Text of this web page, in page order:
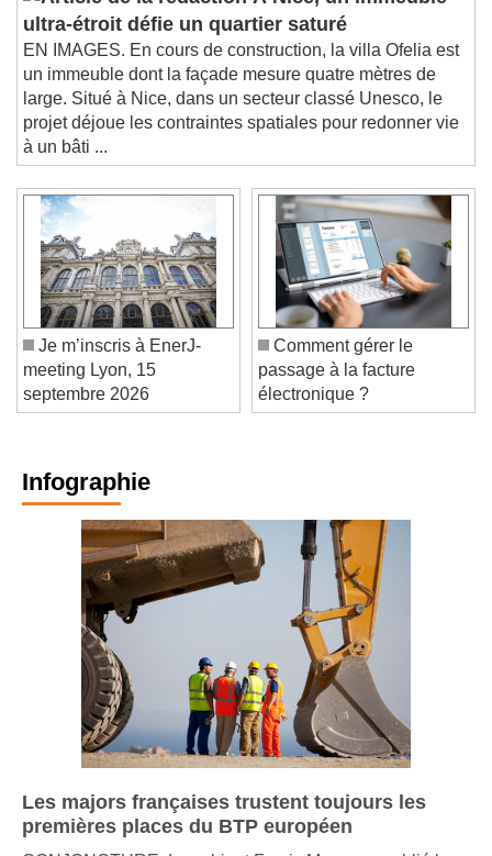
À Nice, un immeuble
ultra-étroit défie un quartier saturé
EN IMAGES. En cours de construction, la villa Ofelia est
un immeuble dont la façade mesure quatre mètres de
large. Situé à Nice, dans un secteur classé Unesco, le
projet déjoue les contraintes spatiales pour redonner vie
à un bâti ...
Je m’inscris à EnerJ-
meeting Lyon, 15
septembre 2026
Comment gérer le
passage à la facture
électronique ?
Infographie
Les majors françaises trustent toujours les
premières places du BTP européen